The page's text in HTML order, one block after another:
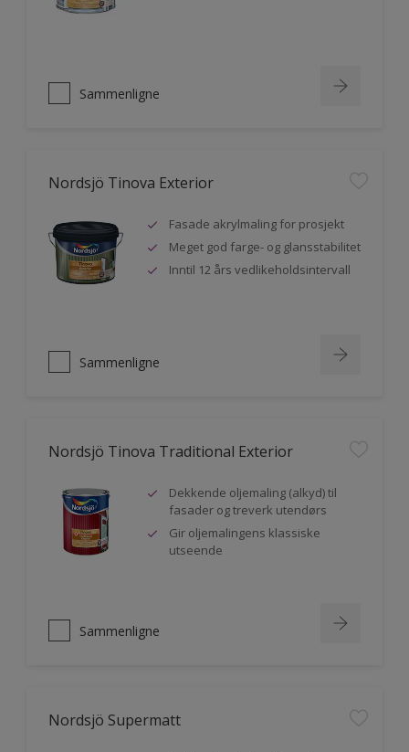
Sammenligne
Nordsjö Tinova Exterior
Fasade akrylmaling for prosjekt
Meget god farge- og glansstabilitet
Inntil 12 års vedlikeholdsintervall
Sammenligne
Nordsjö Tinova Traditional Exterior
Dekkende oljemaling (alkyd) til
fasader og treverk utendørs
Gir oljemalingens klassiske
utseende
Sammenligne
Nordsjö Supermatt